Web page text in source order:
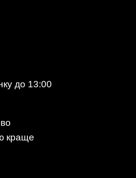
до 13:00
краще